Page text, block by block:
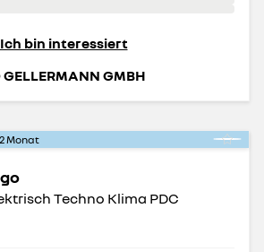
Ich bin interessiert
GMBH
Monat
Techno Klima PDC